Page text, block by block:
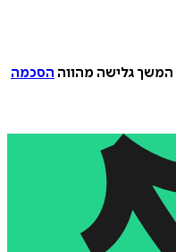
המשך גלישה מהווה הסכמה